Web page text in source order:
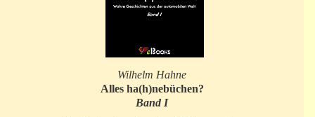
Wilhelm Hahne
Alles ha(h)nebüchen?
Band I